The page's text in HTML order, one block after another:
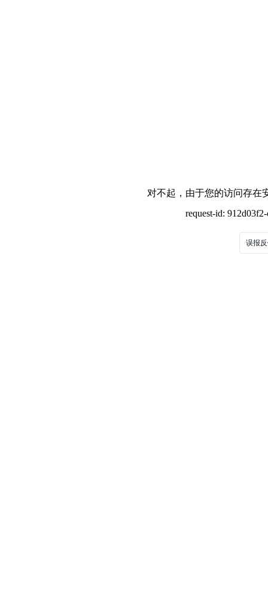
对不起，由于您的访问存在
request-id:
误报